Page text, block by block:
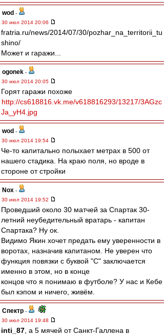
wod -
30 июл 2014 20:06
fratria.ru/news/2014/07/30/pozhar_na_territorii_tu
shino/
Может и гаражи...
ogonek -
30 июл 2014 20:05
Горят гаражи похоже
http://cs618816.vk.me/v618816293/13217/3AGzc
Ja_yH4.jpg
wod -
30 июл 2014 19:54
Че-то капитально полыхает метрах в 500 от
нашего стадика. На краю поля, но вроде в
стороне от стройки
Nox -
30 июл 2014 19:52
Проведший около 30 матчей за Спартак 30-
летний неубедительный вратарь - капитан
Спартака? Ну ок.
Видимо Якин хочет предать ему уверенности в
воротах, назначив капитаном. Не уверен что
функция повязки с буквой "С" заключается
именно в этом, но в конце
концов что я понимаю в футболе? У нас и Кебе
был кэпом и ничего, живём.
Спектр -
30 июл 2014 19:48
inti_87 , а 5 мячей от Санкт-Галлена в